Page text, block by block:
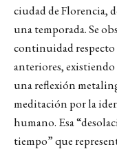
ciudad de Florencia,
una temporada. Se
continuidad respecto
anteriores,
una reflexión
meditación por la
humano. Esa
tiempo” que